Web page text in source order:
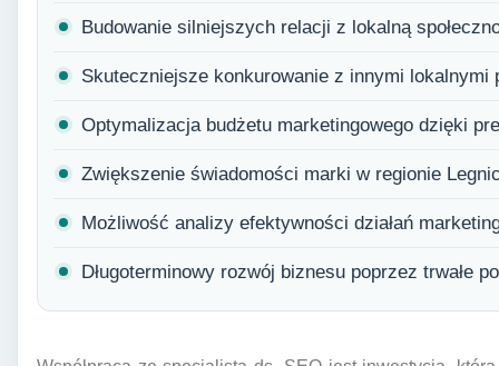
Budowanie silniejszych relacji z lokalną
Skuteczniejsze konkurowanie z innymi lokalnymi
Optymalizacja budżetu marketingowego dzięki
Zwiększenie świadomości marki w regionie
Możliwość analizy efektywności działań
Długoterminowy rozwój biznesu poprzez trwałe